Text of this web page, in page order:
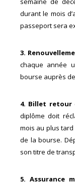
durant le mois
passeport sera
3.
chaque année
bourse auprès
4. Billet
diplôme doit
mois au plus
de la bourse.
son titre de
5. Assurance